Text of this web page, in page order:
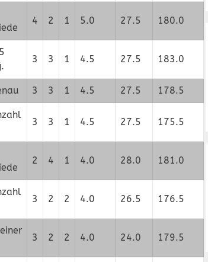
4 2 1 5.0 27.5 180.0
3 3 1 4.5 27.5 183.0
3 3 1 4.5 27.5 178.5
3 3 1 4.5 27.5 175.5
2 4 1 4.0 28.0 181.0
3 2 2 4.0 26.5 176.5
3 2 2 4.0 24.0 179.5